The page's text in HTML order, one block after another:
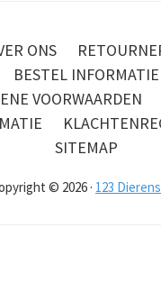
ONS
BESTEL INFORMATIE
VOORWAARDEN
SITEMAP
© 2026 · 123